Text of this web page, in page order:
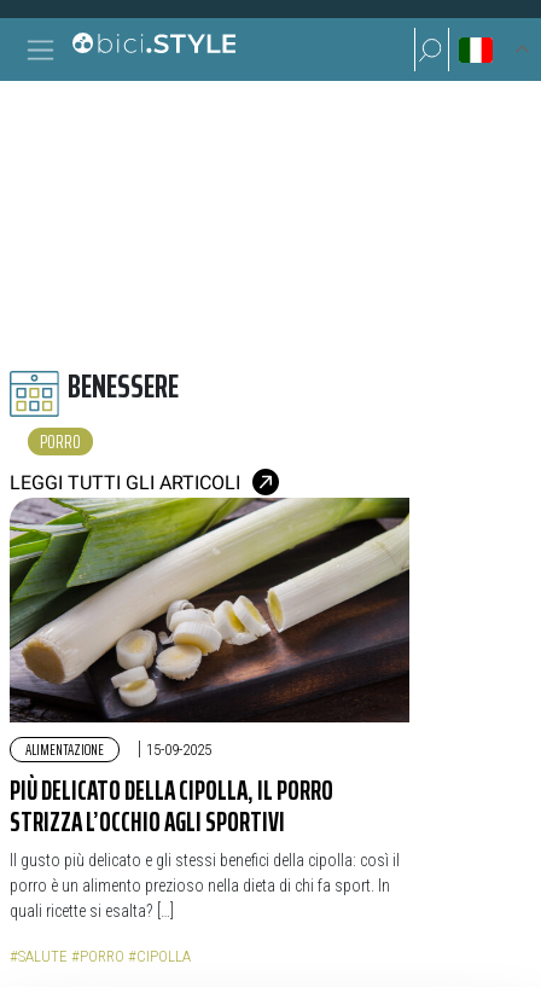
Vai al contenuto
Navigazione principale
Ricerca per:
Ricerca per:
BENESSERE
PORRO
LEGGI TUTTI GLI ARTICOLI
ALIMENTAZIONE | 15-09-2025
PIÙ DELICATO DELLA CIPOLLA, IL PORRO
STRIZZA L’OCCHIO AGLI SPORTIVI
Il gusto più delicato e gli stessi benefici della cipolla: così il
porro è un alimento prezioso nella dieta di chi fa sport. In
quali ricette si esalta? […]
#SALUTE #PORRO #CIPOLLA